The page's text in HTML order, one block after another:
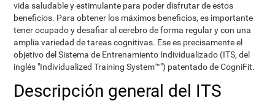
vida saludable y estimulante para poder disfrutar de estos
beneficios. Para obtener los máximos beneficios, es importante
tener ocupado y desafiar al cerebro de forma regular y con una
amplia variedad de tareas cognitivas. Ese es precisamente el
objetivo del Sistema de Entrenamiento Individualizado (ITS, del
inglés "Individualized Training System™") patentado de CogniFit.
Descripción general del ITS